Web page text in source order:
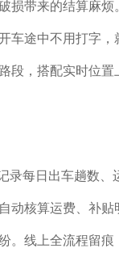
损带来的结算麻
车途中不用打字
段，搭配实时位
录每日出车趟数
动核算运费、补
。线上全流程留